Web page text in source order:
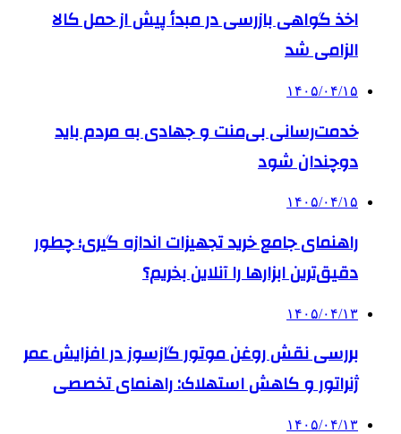
اخذ گواهی بازرسی در مبدأ پیش از حمل کالا
الزامی شد
۱۴۰۵/۰۴/۱۵
خدمت‌رسانی بی‌منت و جهادی به مردم باید
دوچندان شود
۱۴۰۵/۰۴/۱۵
راهنمای جامع خرید تجهیزات اندازه گیری؛ چطور
دقیق‌ترین ابزارها را آنلاین بخریم؟
۱۴۰۵/۰۴/۱۳
بررسی نقش روغن موتور گازسوز در افزایش عمر
ژنراتور و کاهش استهلاک: راهنمای تخصصی
۱۴۰۵/۰۴/۱۳